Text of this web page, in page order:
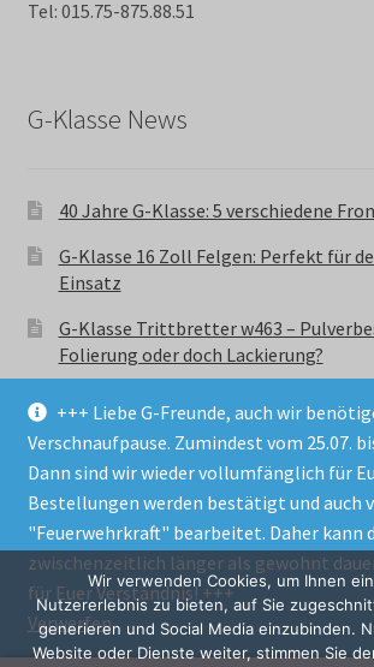
+++ Liebe G-Freunde, auch wir
Verschnaufpause. Zumindest vom 25.07.
Dann sind wir wieder vollumfänglich für
Bestellungen werden bestätigt und auch
"Feuerwehrkraft" bearbeitet. Daher kann
zwischenzeitlich länger als gewohnt
für Euer Verständnis! +++
Verwerfen
Tel: 015.75-875.88.51
G-Klasse News
40 Jahre G-Klasse: 5 verschiedene
G-Klasse 16 Zoll Felgen: Perfekt für
Einsatz
G-Klasse Trittbretter w463 –
Folierung oder doch Lackierung?
© GParts24 - G-Klasse w463 Trittbretter,
Ersatzteile & Zubebehör.
Datenschutzerklärung
Alle Preise inkl. der gesetzlichen MwSt.
Wir verwenden Cookies, um Ihnen
Nutzererlebnis zu bieten, auf Sie
generieren und Social Media einzubinden.
Website oder Dienste weiter, stimmen Sie